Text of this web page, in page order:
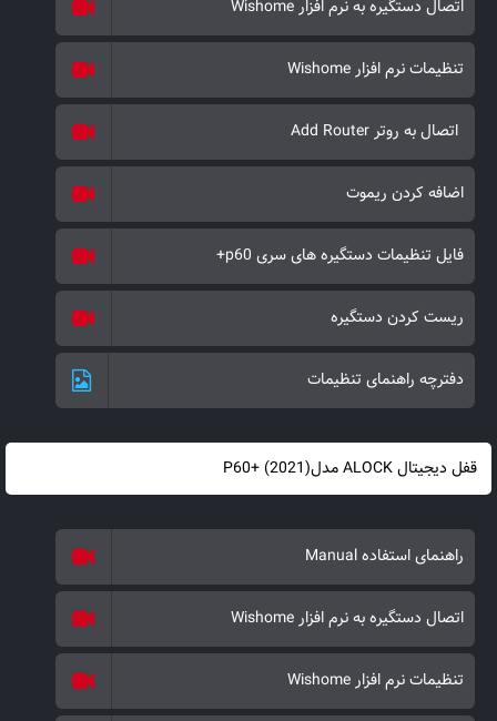
اتصال دستگیره به نرم افزار Wishome
تنظیمات نرم افزار Wishome
اتصال به روتر Add Router
اضافه کردن ریموت
فایل تنظیمات دستگیره های سری p60+
ریست کردن دستگیره
دفترچه راهنمای تنظیمات
قفل دیجیتال ALOCK مدل(2021) +P60
راهنمای استفاده Manual
اتصال دستگیره به نرم افزار Wishome
تنظیمات نرم افزار Wishome